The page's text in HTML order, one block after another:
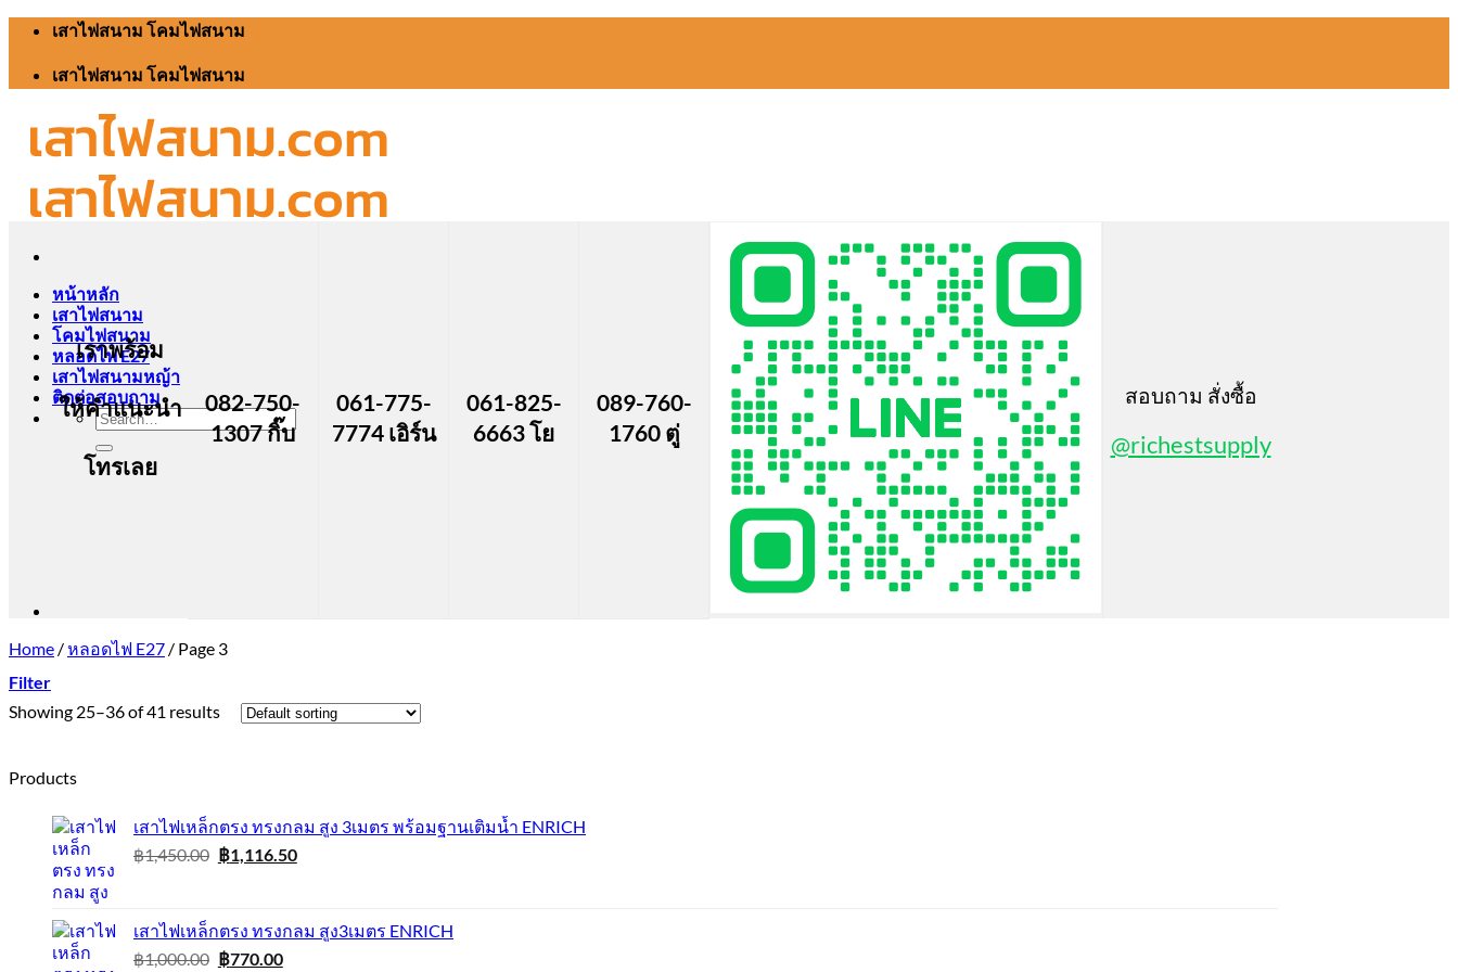
Skip
content
เสาไฟสนาม โคมไฟสนาม
เสาไฟสนาม โคมไฟสนาม
หน้าหลัก
เสาไฟสนาม
โคมไฟสนาม
หลอดไฟ E27
เสาไฟสนามหญ้า
ติดต่อสอบถาม
Search
for:
เราพร้อม
ให้คำแนะนำ
โทรเลย
082-750-
1307 กิ๊บ
061-775-
7774 เอิร์น
061-825-
6663 โย
089-760-
1760 ตู่
สอบถาม สั่งซื้อ
@richestsupply
Home /หลอดไฟ E27 / Page 3
Filter
Showing 25–36 of 41 results
Products
เสาไฟเหล็กตรง ทรงกลม สูง 3เมตร พร้อมฐานเติมน้ำ ENRICH
฿1,450.00 Original
฿1,116.50Current
฿1,116.50.
เสาไฟเหล็กตรง ทรงกลม สูง3เมตร ENRICH
฿1,000.00 Original
฿770.00Current